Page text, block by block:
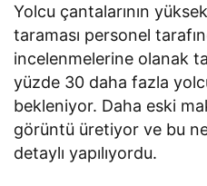
Yolcu çantalarının
taraması personel
incelenmelerine olanak
yüzde 30 daha fazla
bekleniyor. Daha eski
görüntü üretiyor ve bu
detaylı yapılıyordu.